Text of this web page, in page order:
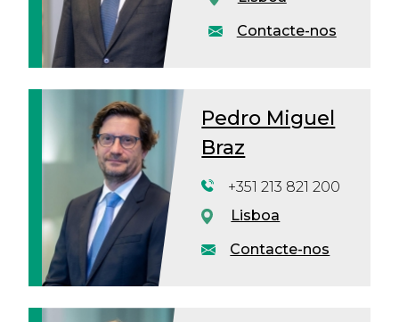
Contacte-nos
Pedro Miguel
Braz
Contacte-nos
+351 213 821 200
Lisboa